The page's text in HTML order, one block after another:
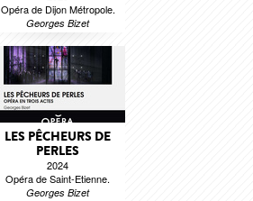
Opéra de Dijon Métropole.
Georges Bizet
LES PÊCHEURS DE
PERLES
2024
Opéra de Saint-Etienne.
Georges Bizet